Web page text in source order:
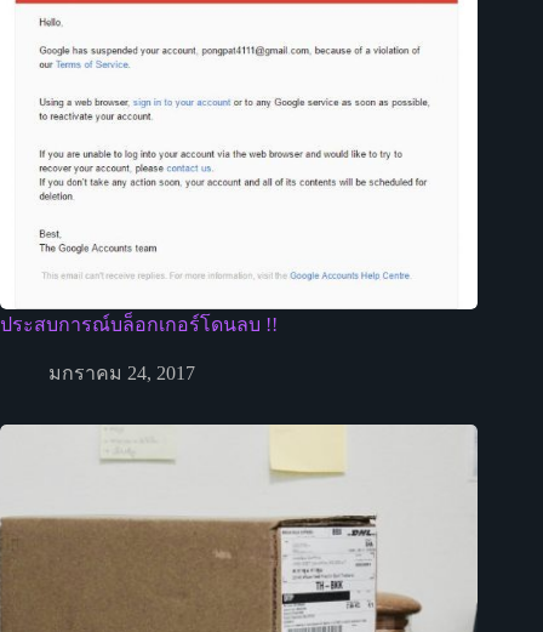
ประสบการณ์บล็อกเกอร์โดนลบ !!
มกราคม 24, 2017